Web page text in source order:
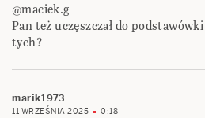
@maciek.g
Pan też uczęszczał do
tych?
marik1973
11 WRZEŚNIA 2025 0:18